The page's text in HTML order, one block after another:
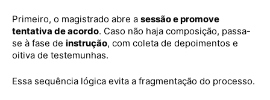
Primeiro, o magistrado abre a sessão e promove
tentativa de acordo. Caso não haja composição, passa-
se à fase de instrução, com coleta de depoimentos e
oitiva de testemunhas.
Essa sequência lógica evita a fragmentação do processo.